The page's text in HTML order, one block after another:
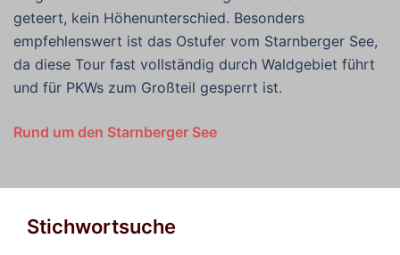
geteert, kein Höhenunterschied. Besonders
empfehlenswert ist das Ostufer vom Starnberger See,
da diese Tour fast vollständig durch Waldgebiet führt
und für PKWs zum Großteil gesperrt ist.
Rund um den Starnberger See
Stichwortsuche